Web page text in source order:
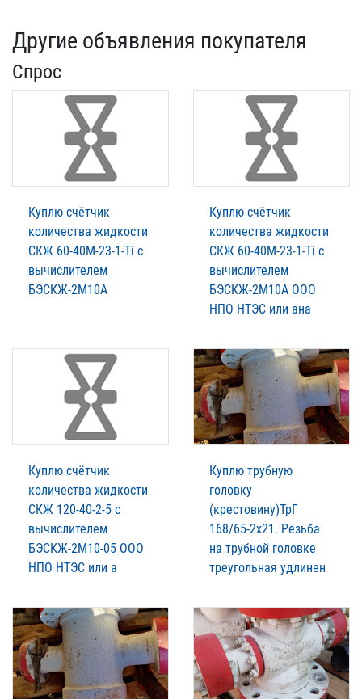
Другие объявления покупателя
Спрос
Куплю счётчик
количества жидкости
СКЖ 60-40М-23-1-Ti с
вычислителем
БЭСКЖ-2М10А
Куплю счётчик
количества жидкости
СКЖ 60-40М-23-1-Ti с
вычислителем
БЭСКЖ-2М10А ООО
НПО НТЭС или ана
Куплю счётчик
количества жидкости
СКЖ 120-40-2-5 с
вычислителем
БЭСКЖ-2М10-05 ООО
НПО НТЭС или а
Куплю трубную
головку
(крестовину)ТрГ
168/65-2х21. Резьба
на трубной головке
треугольная удлинен